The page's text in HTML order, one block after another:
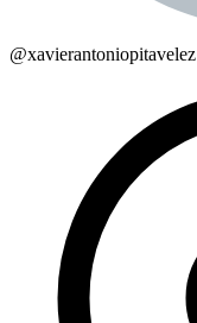
@xavierantoniopitavelez